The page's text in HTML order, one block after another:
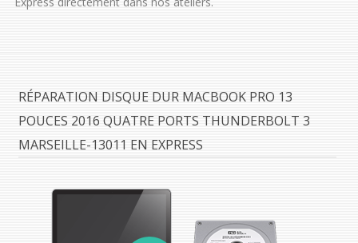
RÉPARATION DISQUE DUR MACBOOK PRO 13
POUCES 2016 QUATRE PORTS THUNDERBOLT 3
MARSEILLE-13011 EN EXPRESS